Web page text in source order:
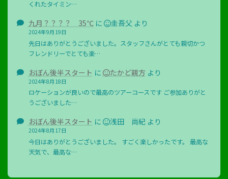
くれたタイミン…
九月？？？？ 35℃に 圭吾父 より
2024年9月19日
先日はありがとうございました。スタッフさんがとても親切かつ
フレンドリーでとても楽…
おぼん後半スタート に たかど親方より
2024年8月18日
ロケーションが良いので最高のツアーコースです ご参加ありがと
うございました…
おぼん後半スタート に 浅田 尚紀より
2024年8月17日
今日はありがとうございました。 すごく楽しかったです。 最高な
天気で、最高な…